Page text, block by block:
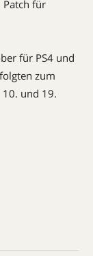
Patch für
für PS4 und
zum
10. und 19.